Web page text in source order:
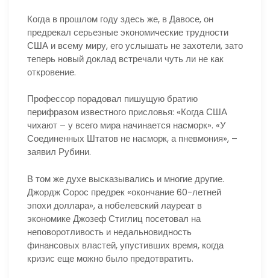
Когда в прошлом году здесь же, в Давосе, он
предрекал серьезные экономические трудности
США и всему миру, его услышать не захотели, зато
теперь новый доклад встречали чуть ли не как
откровение.
Профессор порадовал пишущую братию
перифразом известного присловья: «Когда США
чихают – у всего мира начинается насморк». «У
Соединенных Штатов не насморк, а пневмония», –
заявил Рубини.
В том же духе высказывались и многие другие.
Джордж Сорос предрек «окончание 60-летней
эпохи доллара», а нобелевский лауреат в
экономике Джозеф Стиглиц посетовал на
неповоротливость и недальновидность
финансовых властей, упустивших время, когда
кризис еще можно было предотвратить.